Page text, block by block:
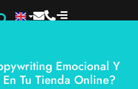
Emocional Y
Tu Tienda Online?